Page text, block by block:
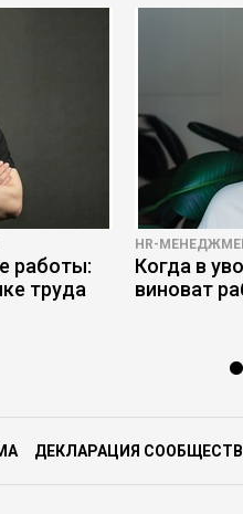
работы:
труда
HR-
Когда в
виноват
ДЕКЛАРАЦИЯ